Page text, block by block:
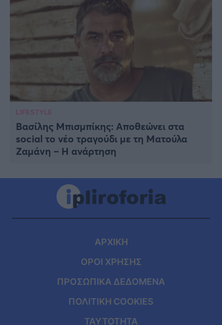
LIFESTYLE
Βασίλης Μπισμπίκης: Αποθεώνει στα
social το νέο τραγούδι με τη Ματούλα
Ζαμάνη – Η ανάρτηση
ΑΡΧΙΚΗ
ΟΡΟΙ ΧΡΗΣΗΣ
ΠΡΟΣΩΠΙΚΑ ΔΕΔΟΜΕΝΑ
ΠΟΛΙΤΙΚΗ COOKIES
ΤΑΥΤΟΤΗΤΑ